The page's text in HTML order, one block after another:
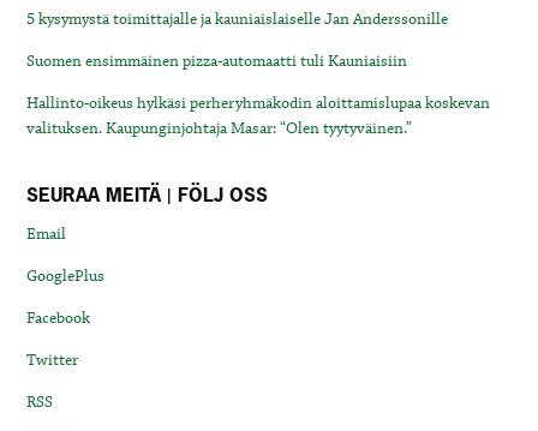
5 kysymystä toimittajalle ja kauniaislaiselle Jan Anderssonille
Suomen ensimmäinen pizza-automaatti tuli Kauniaisiin
Hallinto-oikeus hylkäsi perheryhmäkodin aloittamislupaa koskevan
valituksen. Kaupunginjohtaja Masar: “Olen tyytyväinen.”
SEURAA MEITÄ | FÖLJ OSS
Email
GooglePlus
Facebook
Twitter
RSS